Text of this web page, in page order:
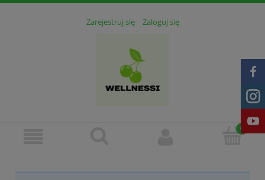
Zarejestruj się Zaloguj się